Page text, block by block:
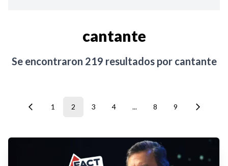
cantante
Se encontraron 219 resultados por cantante
1 2 3 4 ... 8 9